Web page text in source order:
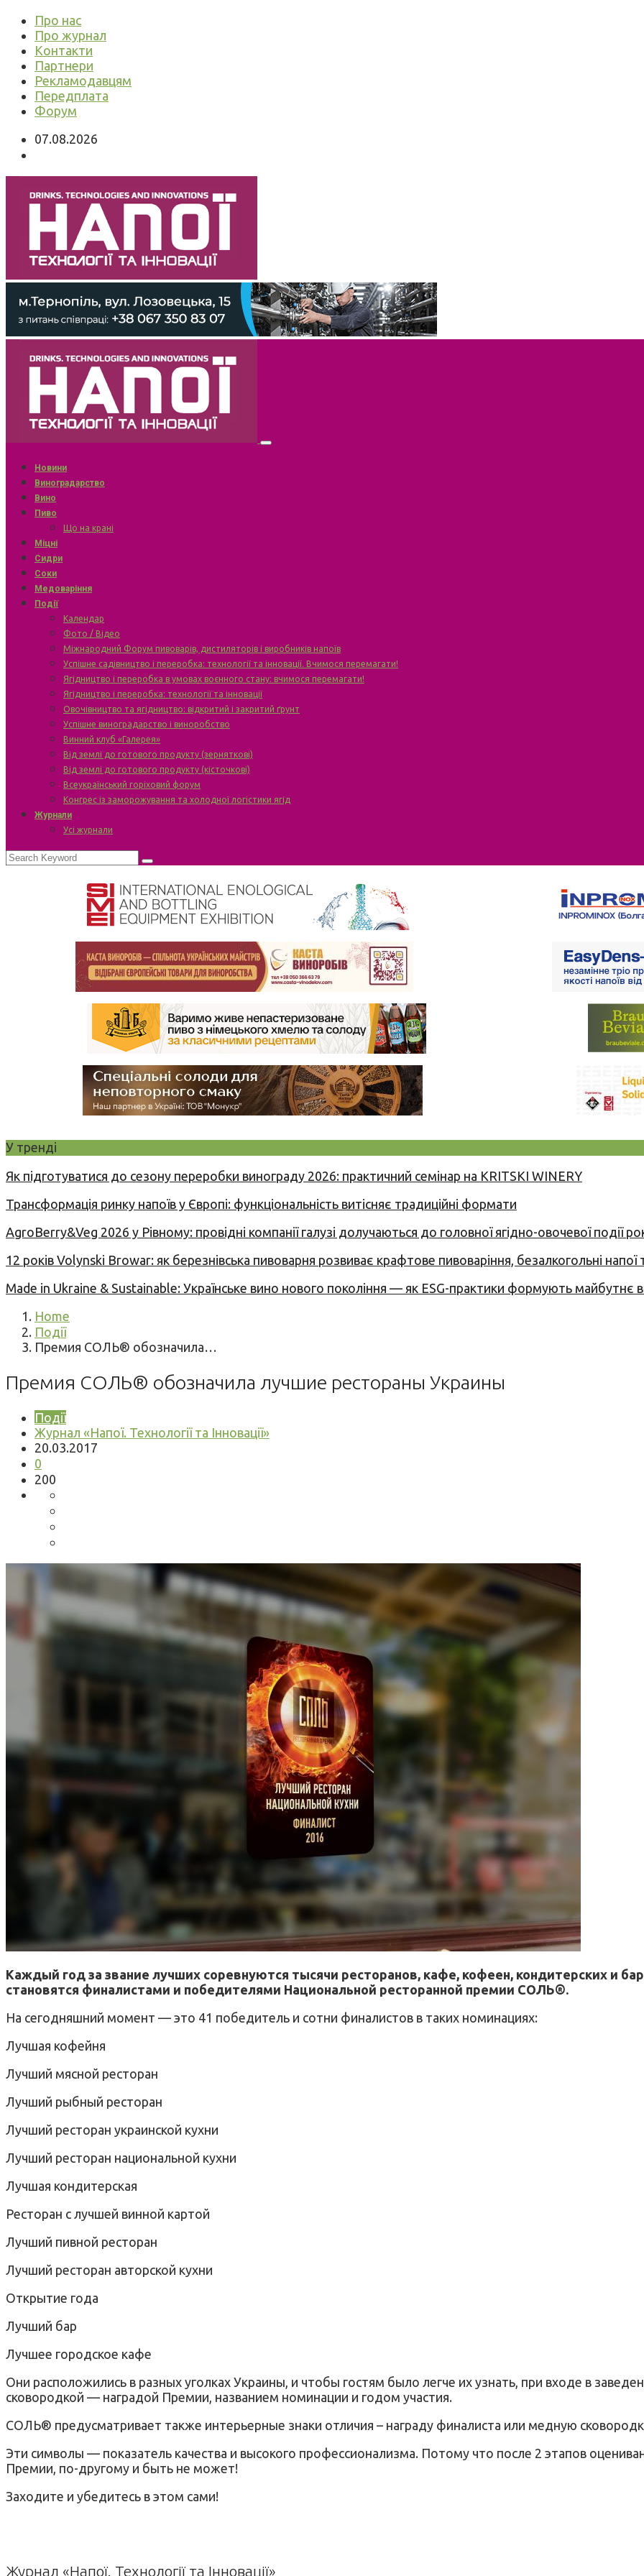
Про нас
Про журнал
Контакти
Партнери
Рекламодавцям
Передплата
Форум
07.08.2026
Новини
Виноградарство
Вино
Пиво
Що на крані
Міцні
Сидри
Соки
Медоваріння
Події
Календар
Фото / Відео
Міжнародний Форум пивоварів, дистиляторів і виробників напоїв
Успішне садівництво і переробка: технології та інновації. Вчимося перемагати!
Ягідництво і переробка в умовах воєнного стану: вчимося перемагати!
Ягідництво і переробка: технології та інновації
Овочівництво та ягідництво: відкритий і закритий ґрунт
Успішне виноградарство і виноробство
Винний клуб «Галерея»
Від землі до готового продукту (зерняткові)
Від землі до готового продукту (кісточкові)
Всеукраїнський горіховий форум
Конгрес із заморожування та холодної логістики ягід
Журнали
Усі журнали
У тренді
Як підготуватися до сезону переробки винограду 2026: практичний семінар на KRITSKI WINERY
Трансформація ринку напоїв у Європі: функціональність витісняє традиційні формати
AgroBerry&Veg 2026 у Рівному: провідні компанії галузі долучаються до головної ягідно-овочевої події
12 років Volynski Browar: як березнівська пивоварня розвиває крафтове пивоваріння, безалкогольні напої
Made in Ukraine & Sustainable: Українське вино нового покоління — як ESG-практики формують майбутнє
Home
Події
Премия СОЛЬ® обозначила…
Премия СОЛЬ® обозначила лучшие рестораны Украины
Події
Журнал «Напої. Технології та Інновації»
20.03.2017
0
200
Каждый год за звание лучших соревнуются тысячи ресторанов, кафе, кофеен, кондитерских и
становятся финалистами и победителями Национальной ресторанной премии СОЛЬ®.
На сегодняшний момент — это 41 победитель и сотни финалистов в таких номинациях:
Лучшая кофейня
Лучший мясной ресторан
Лучший рыбный ресторан
Лучший ресторан украинской кухни
Лучший ресторан национальной кухни
Лучшая кондитерская
Ресторан с лучшей винной картой
Лучший пивной ресторан
Лучший ресторан авторской кухни
Открытие года
Лучший бар
Лучшее городское кафе
Они расположились в разных уголках Украины, и чтобы гостям было легче их узнать, при входе в
сковородкой — наградой Премии, названием номинации и годом участия.
СОЛЬ® предусматривает также интерьерные знаки отличия – награду финалиста или медную
Эти символы — показатель качества и высокого профессионализма. Потому что после 2 этапов
Премии, по-другому и быть не может!
Заходите и убедитесь в этом сами!
Журнал «Напої. Технології та Інновації»